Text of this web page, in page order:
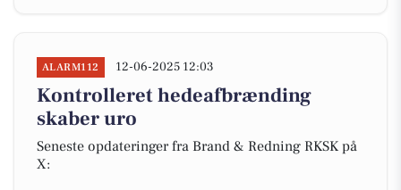
ALARM112 12-06-2025 12:03
Kontrolleret hedeafbrænding
skaber uro
Seneste opdateringer fra Brand & Redning RKSK på
X: